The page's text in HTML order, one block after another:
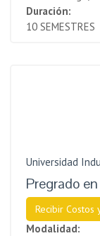
Duración:
10 SEMESTRES
Universidad
Pregrado
Recibir Costos
Modalidad: